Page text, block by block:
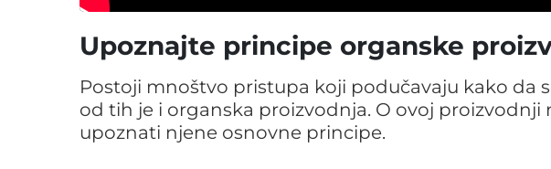
Upoznajte principe organske
Postoji mnoštvo pristupa koji podučavaju kako da
od tih je i organska proizvodnja. O ovoj proizvodnji
upoznati njene osnovne principe.